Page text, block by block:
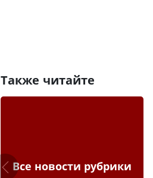
Также читайте
Все новости рубрики